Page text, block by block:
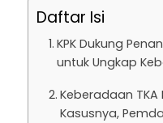
Daftar Isi
KPK Dukung
untuk Ungkap
Keberadaan
Kasusnya,